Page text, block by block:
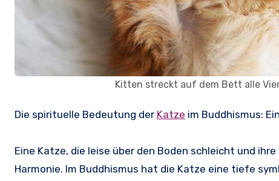
Kitten streckt auf dem Bett alle
Die spirituelle Bedeutung der Katze im Buddhismus:
Eine Katze, die leise über den Boden schleicht und
Harmonie. Im Buddhismus hat die Katze eine tiefe